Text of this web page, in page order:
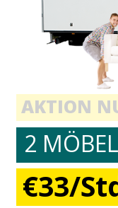
2
€33/
AKTION